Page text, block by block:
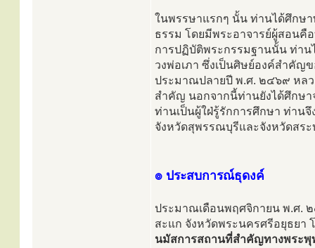
ในพรรษาแรกๆ นั้น ท่านได้ศึกษา
ธรรม โดยมีพระอาจารย์ผู้สอนคื
การปฏิบัติพระกรรมฐานนั้น ท่า
วงพ่อเภา ซึ่งเป็นศิษย์องค์สำคัญ
ประมาณปลายปี พ.ศ. ๒๔๖๙ หล
สำคัญ นอกจากนี้ท่านยังได้ศึกษา
ท่านเป็นผู้ใฝ่รู้รักการศึกษา ท่าน
จังหวัดสุพรรณบุรีและจังหวัดสระ
๏ ประสบการณ์ธุดงค์
ประมาณเดือนพฤศจิกายน พ.ศ.
สะแก จังหวัดพระนครศรีอยุธยา
นมัสการสถานที่สำคัญทางพระพุ